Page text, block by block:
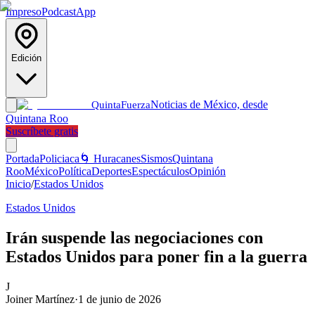
ImpresoPodcastApp
Edición
QuintaFuerzaNoticias de México, desde
Quintana Roo
Suscríbete gratis
PortadaPoliciaca 🌀 HuracanesSismosQuintana
RooMéxicoPolíticaDeportesEspectáculosOpinión
Inicio/Estados Unidos
Estados Unidos
Irán suspende las negociaciones con
Estados Unidos para poner fin a la guerra
J
Joiner Martínez·1 de junio de 2026